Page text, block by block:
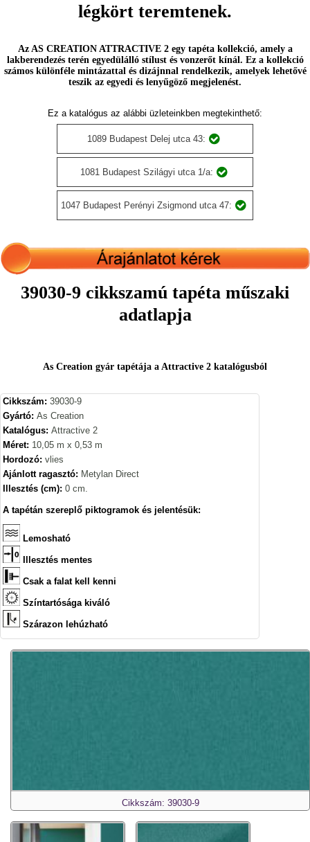
légkört teremtenek.
Az AS CREATION ATTRACTIVE 2 egy tapéta kollekció, amely a
lakberendezés terén egyedülálló stílust és vonzerőt kínál. Ez a kollekció
számos különféle mintázattal és dizájnnal rendelkezik, amelyek lehetővé
teszik az egyedi és lenyűgöző megjelenést.
Ez a katalógus az alábbi üzleteinkben megtekinthető:
1089 Budapest Delej utca 43:
1081 Budapest Szilágyi utca 1/a:
1047 Budapest Perényi Zsigmond utca 47:
39030-9 cikkszamú tapéta műszaki
adatlapja
As Creation gyár tapétája a Attractive 2 katalógusból
Cikkszám: 39030-9
Gyártó: As Creation
Katalógus: Attractive 2
Méret: 10,05 m x 0,53 m
Hordozó: vlies
Ajánlott ragasztó: Metylan Direct
Illesztés (cm): 0 cm.
A tapétán szereplő piktogramok és jelentésük:
Lemosható
Illesztés mentes
Csak a falat kell kenni
Színtartósága kiváló
Szárazon lehúzható
Cikkszám: 39030-9